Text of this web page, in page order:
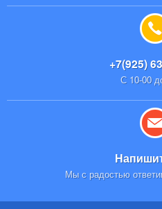
+7(925)
С 10-00
Мы с радостью